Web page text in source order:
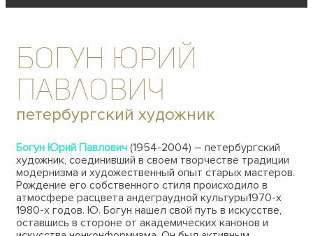
Богун Юрий
Павлович
петербургский художник
Богун Юрий Павлович (1954-2004) – петербургский
художник, соединивший в своем творчестве традиции
модернизма и художественный опыт старых мастеров.
Рождение его собственного стиля происходило в
атмосфере расцвета андеграудной культуры1970-х
1980-х годов. Ю. Богун нашел свой путь в искусстве,
оставшись в стороне от академических канонов и